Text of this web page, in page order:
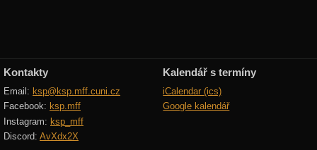
Kontakty
Email: ksp@ksp.mff.cuni.cz
Facebook: ksp.mff
Instagram: ksp_mff
Discord: AvXdx2X
Kalendář s termíny
iCalendar (ics)
Google kalendář